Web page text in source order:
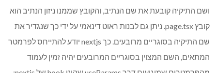
ושם התיקיה קובעת את שם הנתיב, והקובץ שממנו ניזון הנתיב הוא
קובץ page.tsx. ניתן גם לבנות ראוט דינאמי על ידי כך שנגדיר את
שם התיקיה בסוגריים מרובעים. כך nextjs יודע להתייחס לפרמטר
המתאים, השם המצוין בסוגריים המרובעים יהיה זמין לעמוד